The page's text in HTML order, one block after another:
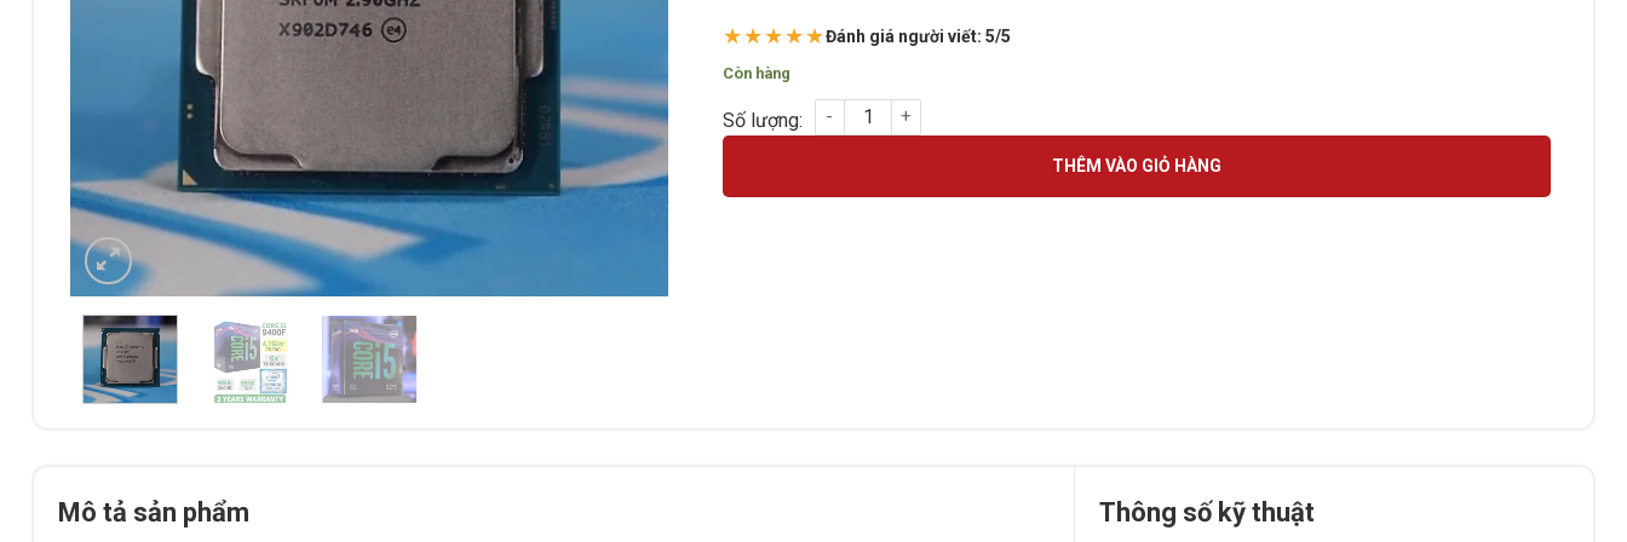
★★★★★Đánh giá người viết: 5/5
Còn hàng
CPU I5-9400 ( ko F) SOCKET 1151 V2 COFFEELAKE số lượng
THÊM VÀO GIỎ HÀNG
Mô tả sản phẩm Thông số kỹ thuật